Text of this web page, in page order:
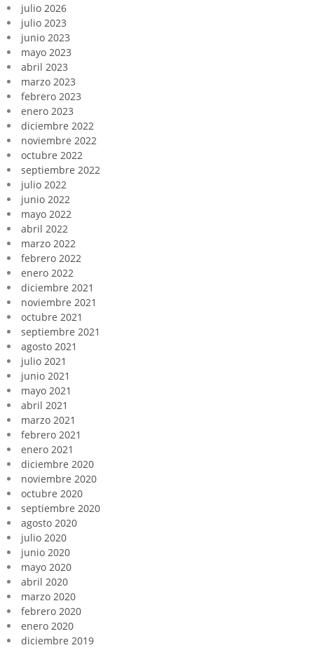
julio 2026
julio 2023
junio 2023
mayo 2023
abril 2023
marzo 2023
febrero 2023
enero 2023
diciembre 2022
noviembre 2022
octubre 2022
septiembre 2022
julio 2022
junio 2022
mayo 2022
abril 2022
marzo 2022
febrero 2022
enero 2022
diciembre 2021
noviembre 2021
octubre 2021
septiembre 2021
agosto 2021
julio 2021
junio 2021
mayo 2021
abril 2021
marzo 2021
febrero 2021
enero 2021
diciembre 2020
noviembre 2020
octubre 2020
septiembre 2020
agosto 2020
julio 2020
junio 2020
mayo 2020
abril 2020
marzo 2020
febrero 2020
enero 2020
diciembre 2019